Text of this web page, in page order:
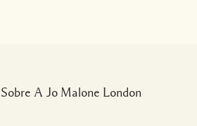
Sobre A Jo Malone London